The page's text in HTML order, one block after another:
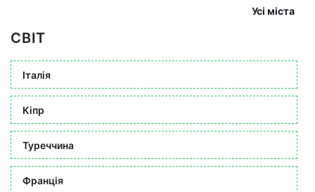
Усі міста
СВІТ
Італія
Кіпр
Туреччина
Франція